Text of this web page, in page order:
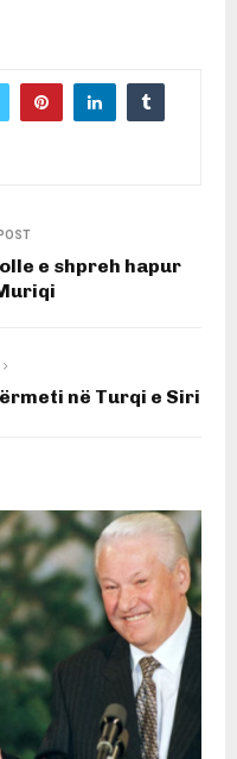
e shpreh hapur
në Turqi e Siri